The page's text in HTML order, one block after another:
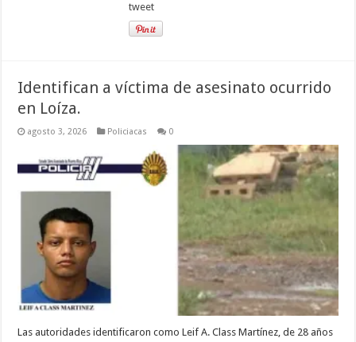
tweet
Identifican a víctima de asesinato ocurrido
en Loíza.
agosto 3, 2026 Policiacas 0
Las autoridades identificaron como Leif A. Class Martínez, de 28 años